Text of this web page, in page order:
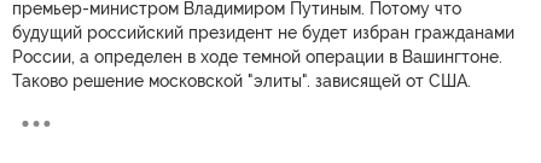
премьер-министром Владимиром Путиным. Потому что
будущий российский президент не будет избран гражданами
России, а определен в ходе темной операции в Вашингтоне.
Таково решение московской "элиты". зависящей от США.